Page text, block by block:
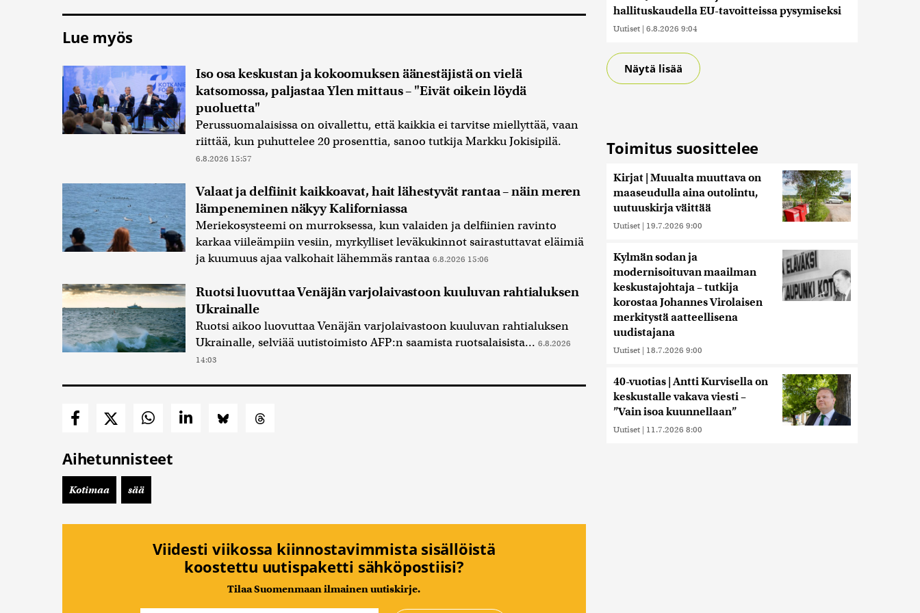
Lue myös
Iso osa keskustan ja kokoomuksen äänestäjistä on vielä
katsomossa, paljastaa Ylen mittaus – "Eivät oikein löydä
puoluetta"
Perussuomalaisissa on oivallettu, että kaikkia ei tarvitse miellyttää, vaan
riittää, kun puhuttelee 20 prosenttia, sanoo tutkija Markku Jokisipilä.
6.8.2026 15:57
Valaat ja delfiinit kaikkoavat, hait lähestyvät rantaa – näin meren
lämpeneminen näkyy Kaliforniassa
Meriekosysteemi on murroksessa, kun valaiden ja delfiinien ravinto
karkaa viileämpiin vesiin, myrkylliset leväkukinnot sairastuttavat eläimiä
ja kuumuus ajaa valkohait lähemmäs rantaa 6.8.2026 15:06
Ruotsi luovuttaa Venäjän varjolaivastoon kuuluvan rahtialuksen
Ukrainalle
Ruotsi aikoo luovuttaa Venäjän varjolaivastoon kuuluvan rahtialuksen
Ukrainalle, selviää uutistoimisto AFP:n saamista ruotsalaisista... 6.8.2026
14:03
Aihetunnisteet
Kotimaa sää
Viidesti viikossa kiinnostavimmista sisällöistä
koostettu uutispaketti sähköpostiisi?
Tilaa Suomenmaan ilmainen uutiskirje.
hallituskaudella EU-tavoitteissa pysymiseksi
Uutiset | 6.8.2026 9:04
Näytä lisää
Toimitus suosittelee
Kirjat | Muualta muuttava on
maaseudulla aina outolintu,
uutuuskirja väittää
Uutiset | 19.7.2026 9:00
Kylmän sodan ja
modernisoituvan maailman
keskustajohtaja – tutkija
korostaa Johannes Virolaisen
merkitystä aatteellisena
uudistajana
Uutiset | 18.7.2026 9:00
40-vuotias | Antti Kurvisella on
keskustalle vakava viesti –
”Vain isoa kuunnellaan”
Uutiset | 11.7.2026 8:00